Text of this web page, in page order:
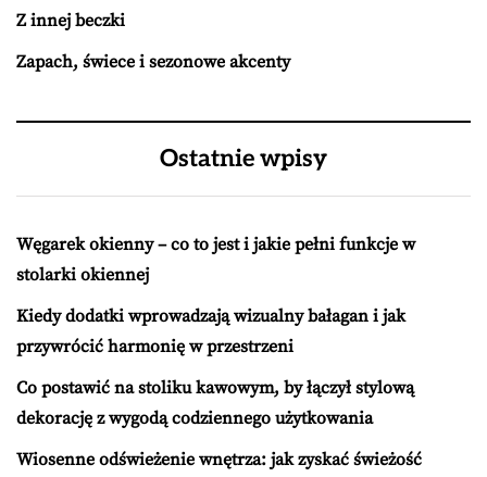
Z innej beczki
Zapach, świece i sezonowe akcenty
Ostatnie wpisy
Węgarek okienny – co to jest i jakie pełni funkcje w
stolarki okiennej
Kiedy dodatki wprowadzają wizualny bałagan i jak
przywrócić harmonię w przestrzeni
Co postawić na stoliku kawowym, by łączył stylową
dekorację z wygodą codziennego użytkowania
Wiosenne odświeżenie wnętrza: jak zyskać świeżość